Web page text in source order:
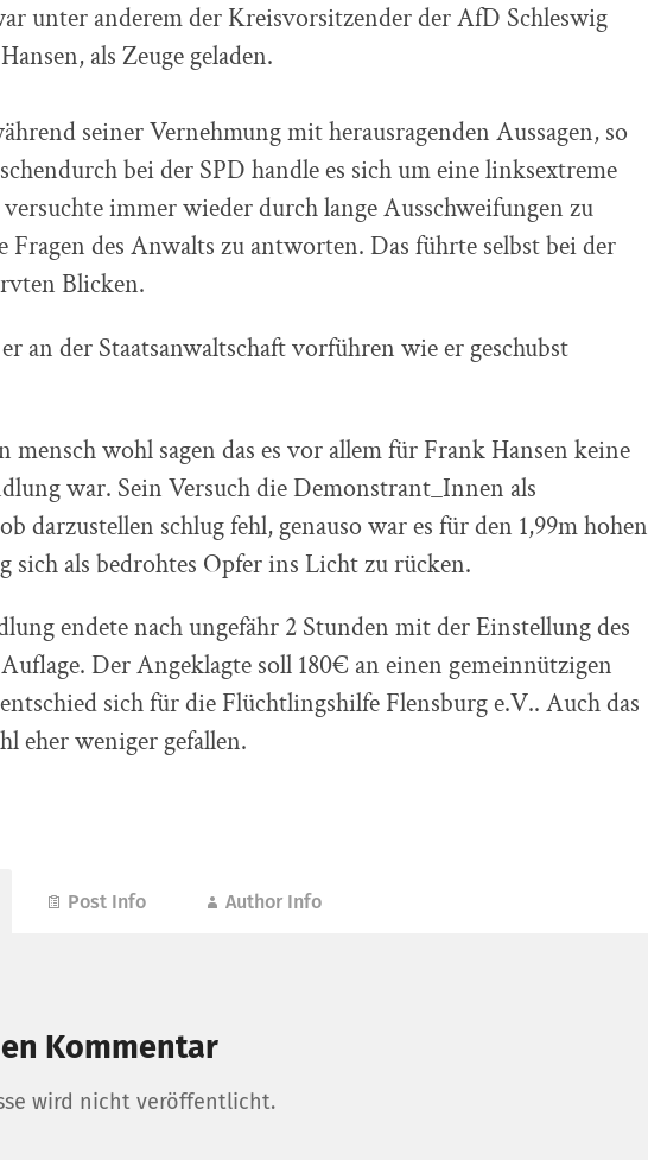
unter anderem der Kreisvorsitzender der AfD Schleswig
als Zeuge geladen.
seiner Vernehmung mit herausragenden Aussagen, so
bei der SPD handle es sich um eine linksextreme
immer wieder durch lange Ausschweifungen zu
Fragen des Anwalts zu antworten. Das führte selbst bei der
Blicken.
an der Staatsanwaltschaft vorführen wie er geschubst
mensch wohl sagen das es vor allem für Frank Hansen keine
war. Sein Versuch die Demonstrant_Innen als
darzustellen schlug fehl, genauso war es für den 1,99m hohen
sich als bedrohtes Opfer ins Licht zu rücken.
endete nach ungefähr 2 Stunden mit der Einstellung des
Der Angeklagte soll 180€ an einen gemeinnützigen
sich für die Flüchtlingshilfe Flensburg e.V.. Auch das
eher weniger gefallen.
Post Info Author Info
Kommentar
wird nicht veröffentlicht.